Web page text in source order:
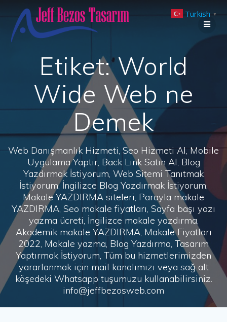
to
Etiket:World
Wide Web ne
Demek
Web Danışmanlık Hizmeti, Seo Hizmeti Al, Mobile
Uygulama Yaptır, Back Link Satın Al, Blog
Yazdırmak İstiyorum, Web Sitemi Tanıtmak
İstiyorum, İngilizce Blog Yazdırmak İstiyorum,
Makale YAZDIRMA siteleri, Parayla makale
YAZDIRMA, Seo makale fiyatları, Sayfa başı yazı
yazma ücreti, İngilizce makale yazdırma,
Akademik makale YAZDIRMA, Makale Fiyatları
2022, Makale yazma, Blog Yazdırma, Tasarım
Yaptırmak İstiyorum, Tüm bu hizmetlerimizden
yararlanmak için mail kanalımızı veya sağ alt
köşedeki Whatsapp tuşumuzu kullanabilirsiniz.
info@jeffbezosweb.com
Turkish ▼